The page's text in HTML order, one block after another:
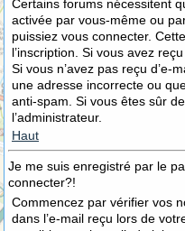
Certains forums nécessitent
activée par vous-même ou
puissiez vous connecter.
l’inscription. Si vous avez
Si vous n’avez pas reçu d’e-
une adresse incorrecte ou
anti-spam. Si vous êtes sûr
l’administrateur.
Haut
Je me suis enregistré par le
connecter?!
Commencez par vérifier vos
dans l’e-mail reçu lors de